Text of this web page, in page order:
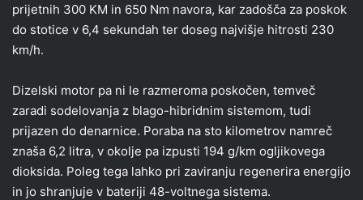
prijetnih 300 KM in 650 Nm navora, kar zadošča za poskok
do stotice v 6,4 sekundah ter doseg najvišje hitrosti 230
km/h.
Dizelski motor pa ni le razmeroma poskočen, temveč
zaradi sodelovanja z blago-hibridnim sistemom, tudi
prijazen do denarnice. Poraba na sto kilometrov namreč
znaša 6,2 litra, v okolje pa izpusti 194 g/km ogljikovega
dioksida. Poleg tega lahko pri zaviranju regenerira energijo
in jo shranjuje v bateriji 48-voltnega sistema.